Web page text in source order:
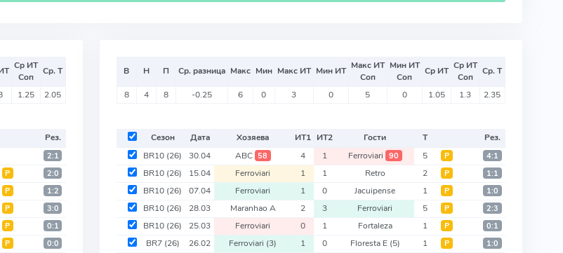
Ср ИТ
Соп
Ср. Т
1.25 2.05
Рез.
2:1
Р 2:0
Р 1:2
Р 3:0
Р 0:1
Р 0:0
В Н П Ср. разница Макс Мин Макс ИТ Мин ИТ Макс ИТ
Соп
Мин ИТ
Соп
Ср ИТ Ср ИТ
Соп
Ср. Т
8 4 8 -0.25 6 0 3 0 5 0 1.05 1.3 2.35
Сезон Дата Хозяева ИТ1 ИТ2 Гости Т
Рез.
BR10 (26) 30.04 ABC 58 4 1 Ferroviari 90 5 Р 4:1
BR10 (26) 15.04 Ferroviari 1 1 Retro 2 Р 1:1
BR10 (26) 07.04 Ferroviari 1 0 Jacuipense 1 Р 1:0
BR10 (26) 28.03 Maranhao A 2 3 Ferroviari 5 Р 2:3
BR10 (26) 25.03 Ferroviari 0 1 Fortaleza 1 Р 0:1
BR7 (26) 26.02 Ferroviari (3) 1 0 Floresta E (5) 1 Р 1:0